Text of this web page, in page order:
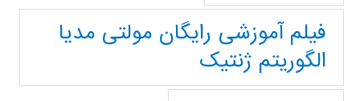
فیلم آموزشی رایگان مولتی مدیا
الگوریتم ژنتیک